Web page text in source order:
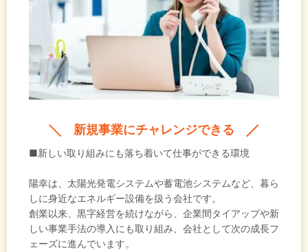
新規事業にチャレンジできる
■新しい取り組みにも落ち着いて仕事ができる環境
陽幸は、太陽光発電システムや蓄電池システムなど、暮ら
しに身近なエネルギー設備を扱う会社です。
創業以来、黒字経営を続けながら、企業間タイアップや新
しい事業手法の導入にも取り組み、会社として次の成長フ
ェーズに進んでいます。